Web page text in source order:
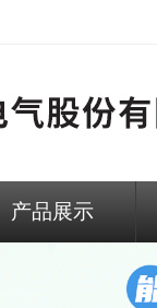
产品展示